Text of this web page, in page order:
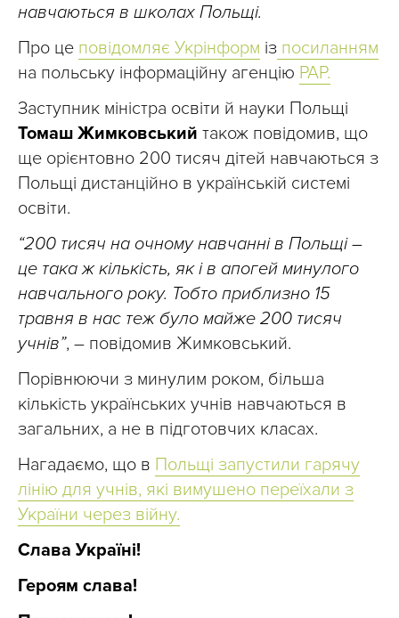
навчаються в школах Польщі.
Про це повідомляє Укрінформ із посиланням
на польську інформаційну агенцію РАР.
Заступник міністра освіти й науки Польщі
Томаш Жимковський також повідомив, що
ще орієнтовно 200 тисяч дітей навчаються з
Польщі дистанційно в українській системі
освіти.
“200 тисяч на очному навчанні в Польщі –
це така ж кількість, як і в апогей минулого
навчального року. Тобто приблизно 15
травня в нас теж було майже 200 тисяч
учнів”, – повідомив Жимковський.
Порівнюючи з минулим роком, більша
кількість українських учнів навчаються в
загальних, а не в підготовчих класах.
Нагадаємо, що в Польщі запустили гарячу
лінію для учнів, які вимушено переїхали з
України через війну.
Слава Україні!
Героям слава!